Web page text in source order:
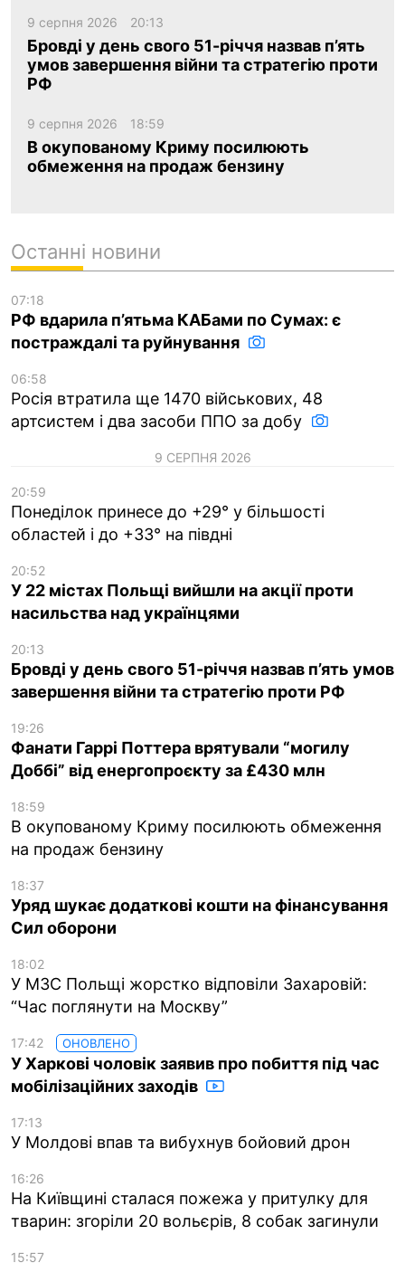
9 серпня 2026 20:13
Бровді у день свого 51-річчя назвав п’ять
умов завершення війни та стратегію проти
РФ
9 серпня 2026 18:59
В окупованому Криму посилюють
обмеження на продаж бензину
Останні новини
07:18
РФ вдарила п’ятьма КАБами по Сумах: є
постраждалі та руйнування
06:58
Росія втратила ще 1470 військових, 48
артсистем і два засоби ППО за добу
9 СЕРПНЯ 2026
20:59
Понеділок принесе до +29° у більшості
областей і до +33° на півдні
20:52
У 22 містах Польщі вийшли на акції проти
насильства над українцями
20:13
Бровді у день свого 51-річчя назвав п’ять умов
завершення війни та стратегію проти РФ
19:26
Фанати Гаррі Поттера врятували “могилу
Доббі” від енергопроєкту за £430 млн
18:59
В окупованому Криму посилюють обмеження
на продаж бензину
18:37
Уряд шукає додаткові кошти на фінансування
Сил оборони
18:02
У МЗС Польщі жорстко відповіли Захаровій:
“Час поглянути на Москву”
17:42 ОНОВЛЕНО
У Харкові чоловік заявив про побиття під час
мобілізаційних заходів
17:13
У Молдові впав та вибухнув бойовий дрон
16:26
На Київщині сталася пожежа у притулку для
тварин: згоріли 20 вольєрів, 8 собак загинули
15:57